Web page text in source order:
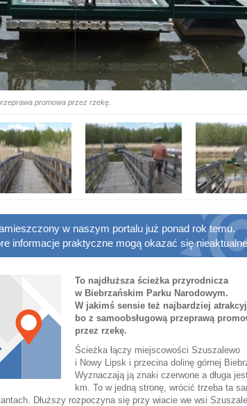
promowa przez rzekę.
w naszym portalu już ponad rok temu.
informacje praktyczne mogą okazać się
To najdłuższa ścieżka przyrodnicza
w Biebrzańskim Parku Narodowym.
W jakimś sensie też najbardziej
bo z samoobsługową przeprawą
przez rzekę.
Ścieżka łączy miejscowości Szuszalewo
i Nowy Lipsk i przecina dolinę górnej
Wyznaczają ją znaki czerwone a długa
km. To w jedną stronę, wrócić trzeba ta
Dłuższy rozpoczyna się przy wiacie we wsi